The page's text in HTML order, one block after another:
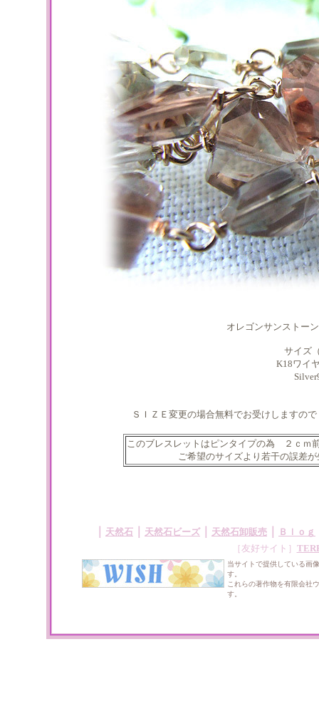
オレゴンサンストー
サイズ
K18ワイ
ＳＩＺＥ変更の場合無料でお受けしますの
このブレスレットはピンタイプの為 ２ｃｍ
ご希望のサイズより若干の誤差
天然石 天然石ビーズ｜ 天然石卸販売 Ｂｌｏｇ
［友好サイト］
当サイトで提供している画
す。
これらの著作物を有限会社
す。